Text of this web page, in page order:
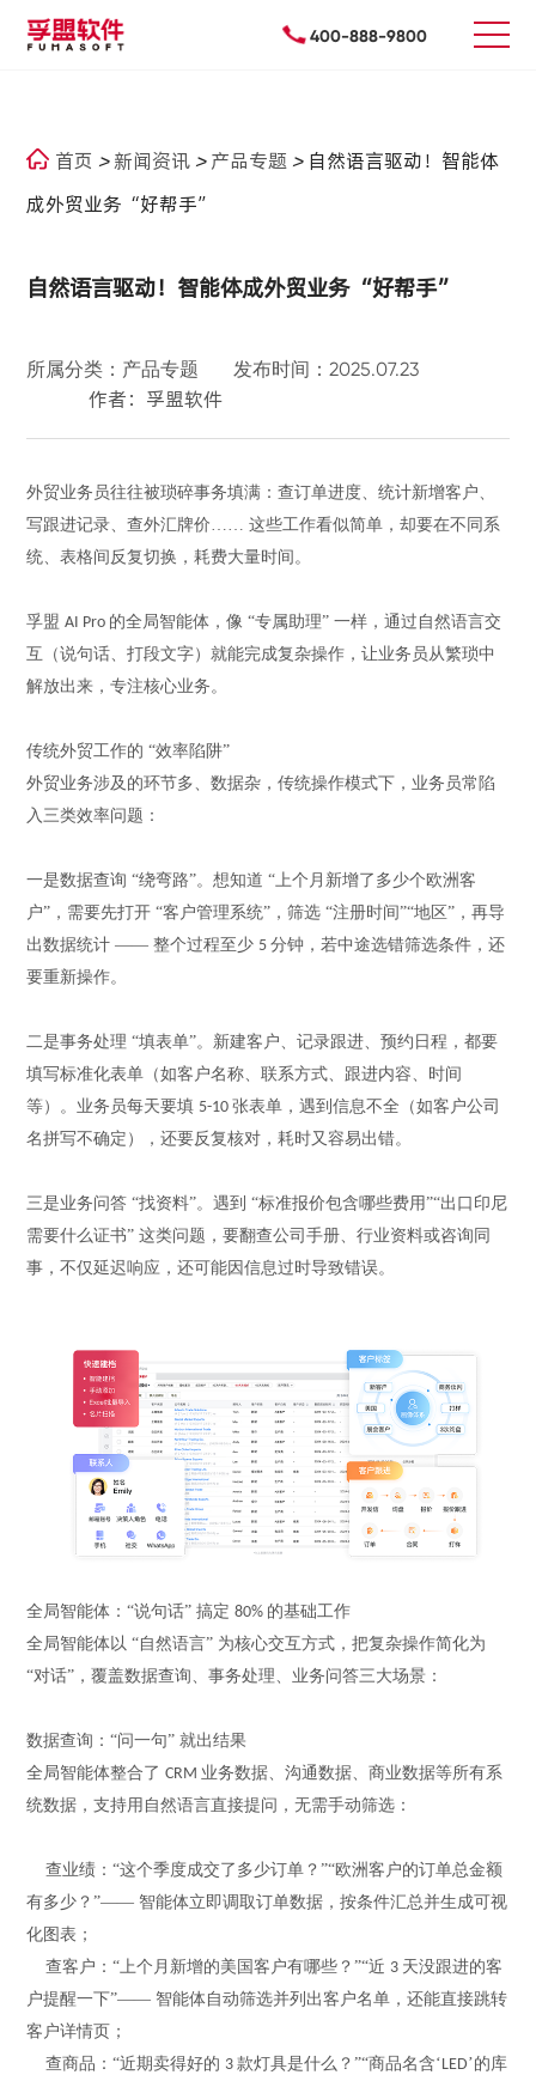
400-888-9800
首页 > 新闻资讯 > 产品专题 > 自然语言驱动！智能体
成外贸业务“好帮手”
自然语言驱动！智能体成外贸业务“好帮手”
所属分类：产品专题 发布时间：2025.07.23
作者：孚盟软件
外贸业务员往往被琐碎事务填满：查订单进度、统计新增客户、
写跟进记录、查外汇牌价 …… 这些工作看似简单，却要在不同系
统、表格间反复切换，耗费大量时间。
孚盟 AI Pro 的全局智能体，像 “专属助理” 一样，通过自然语言交
互（说句话、打段文字）就能完成复杂操作，让业务员从繁琐中
解放出来，专注核心业务。
传统外贸工作的 “效率陷阱”
外贸业务涉及的环节多、数据杂，传统操作模式下，业务员常陷
入三类效率问题：
一是数据查询 “绕弯路”。想知道 “上个月新增了多少个欧洲客
户”，需要先打开 “客户管理系统”，筛选 “注册时间”“地区”，再导
出数据统计 —— 整个过程至少 5分钟，若中途选错筛选条件，还
要重新操作。
二是事务处理 “填表单”。新建客户、记录跟进、预约日程，都要
填写标准化表单（如客户名称、联系方式、跟进内容、时间
等）。业务员每天要填 5-10张表单，遇到信息不全（如客户公司
名拼写不确定），还要反复核对，耗时又容易出错。
三是业务问答 “找资料”。遇到 “标准报价包含哪些费用”“出口印尼
需要什么证书” 这类问题，要翻查公司手册、行业资料或咨询同
事，不仅延迟响应，还可能因信息过时导致错误。
全局智能体：“说句话” 搞定80% 的基础工作
全局智能体以 “自然语言” 为核心交互方式，把复杂操作简化为
“对话”，覆盖数据查询、事务处理、业务问答三大场景：
数据查询：“问一句” 就出结果
全局智能体整合了 CRM 业务数据、沟通数据、商业数据等所有系
统数据，支持用自然语言直接提问，无需手动筛选：
查业绩：“这个季度成交了多少订单？”“欧洲客户的订单总金额
有多少？”—— 智能体立即调取订单数据，按条件汇总并生成可视
化图表；
查客户：“上个月新增的美国客户有哪些？”“近 3 天没跟进的客
户提醒一下”—— 智能体自动筛选并列出客户名单，还能直接跳转
客户详情页；
查商品：“近期卖得好的 3款灯具是什么？”“商品名含‘LED’的库